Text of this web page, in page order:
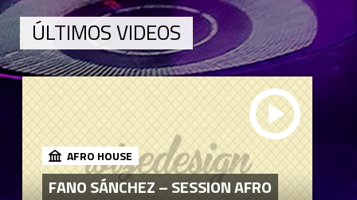
ÚLTIMOS VIDEOS
AFRO HOUSE
FANO SÁNCHEZ – SESSION AFRO